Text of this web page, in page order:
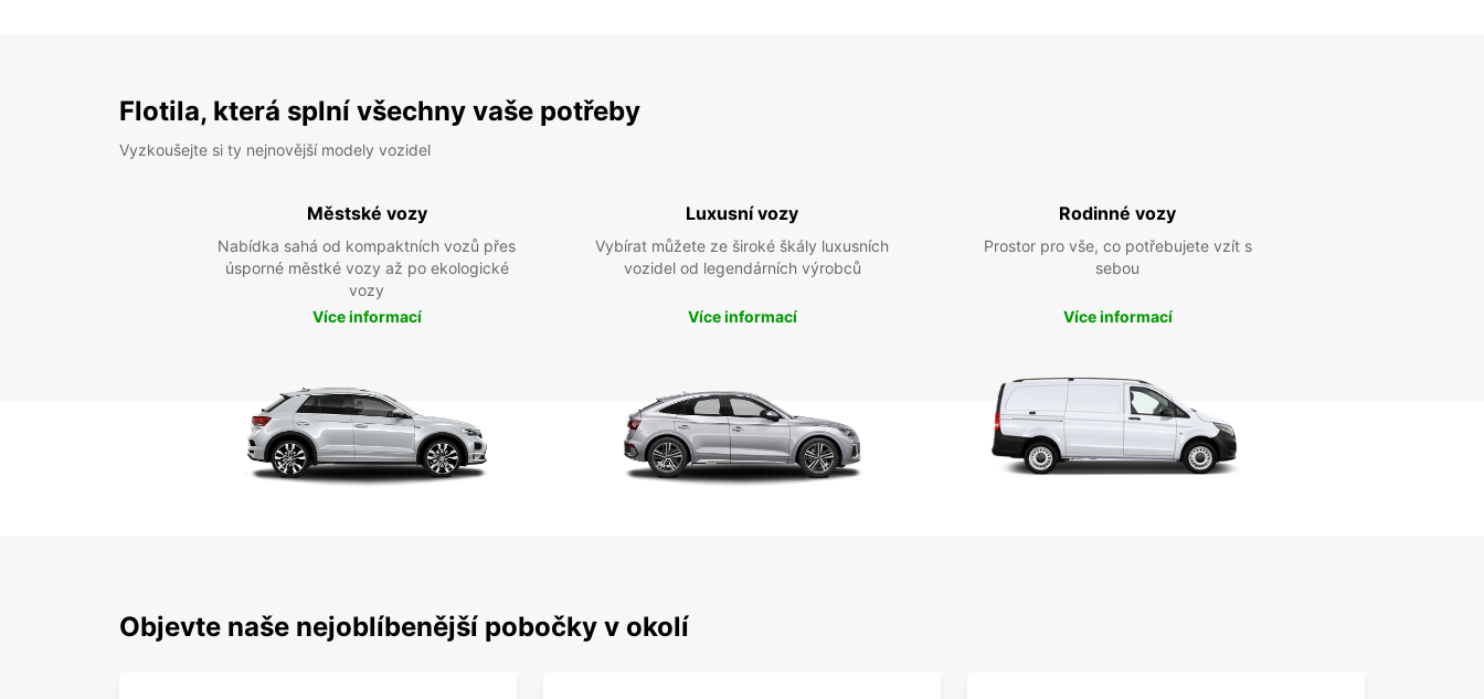
Flotila, která splní všechny vaše potřeby
Vyzkoušejte si ty nejnovější modely vozidel
Městské vozy
Nabídka sahá od kompaktních vozů přes
úsporné městké vozy až po ekologické
vozy
Více informací
Luxusní vozy
Vybírat můžete ze široké škály luxusních
vozidel od legendárních výrobců
Více informací
Rodinné vozy
Prostor pro vše, co potřebujete vzít s
sebou
Více informací
Objevte naše nejoblíbenější pobočky v okolí